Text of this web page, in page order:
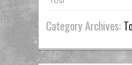
Category Archives: